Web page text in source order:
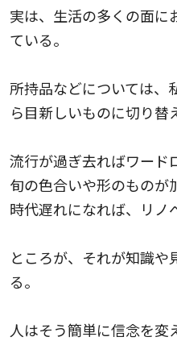
実は、生活の多くの面に
ている。
所持品などについては、
ら目新しいものに切り替
流行が過ぎ去ればワード
旬の色合いや形のものが
時代遅れになれば、リノ
ところが、それが知識や
る。
人はそう簡単に信念を変